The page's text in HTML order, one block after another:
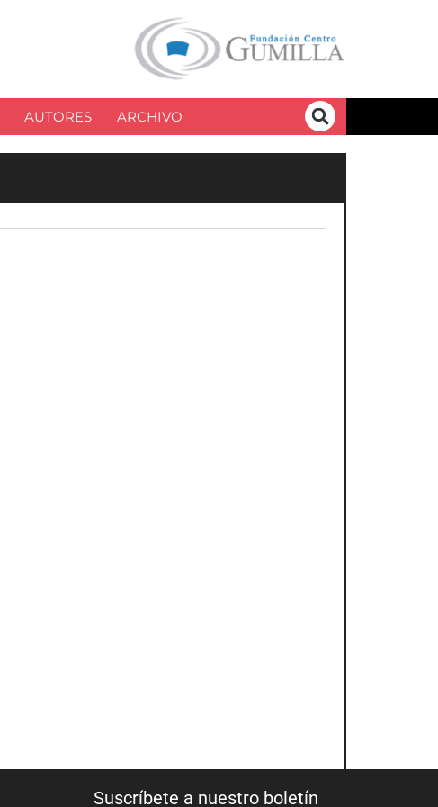
AUTORES ARCHIVO
Suscríbete a nuestro boletín